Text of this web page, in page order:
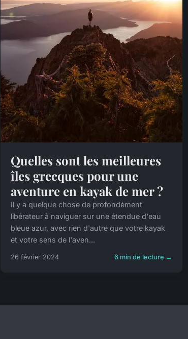
Quelles sont les meilleures
îles grecques pour une
aventure en kayak de mer ?
Il y a quelque chose de profondément
libérateur à naviguer sur une étendue d'eau
bleue azur, avec rien d'autre que votre kayak
et votre sens de l'aven...
26 février 2024 6 min de lecture →